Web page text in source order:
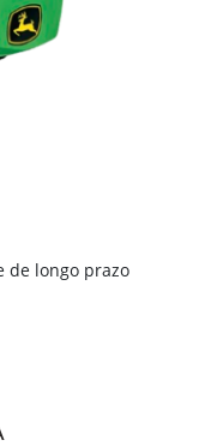
de longo prazo